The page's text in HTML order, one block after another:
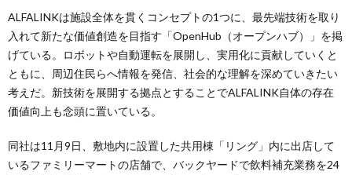
ALFALINKは施設全体を貫くコンセプトの1つに、最先端技術を取り
入れて新たな価値創造を目指す「OpenHub（オープンハブ）」を掲
げている。ロボットや自動運転を展開し、実用化に貢献していくと
ともに、周辺住民らへ情報を発信、社会的な理解を深めていきたい
考えだ。新技術を展開する拠点とすることでALFALINK自体の存在
価値向上も念頭に置いている。
同社は11月9日、敷地内に設置した共用棟「リング」内に出店して
いるファミリーマートの店舗で、バックヤードで飲料補充業務を24